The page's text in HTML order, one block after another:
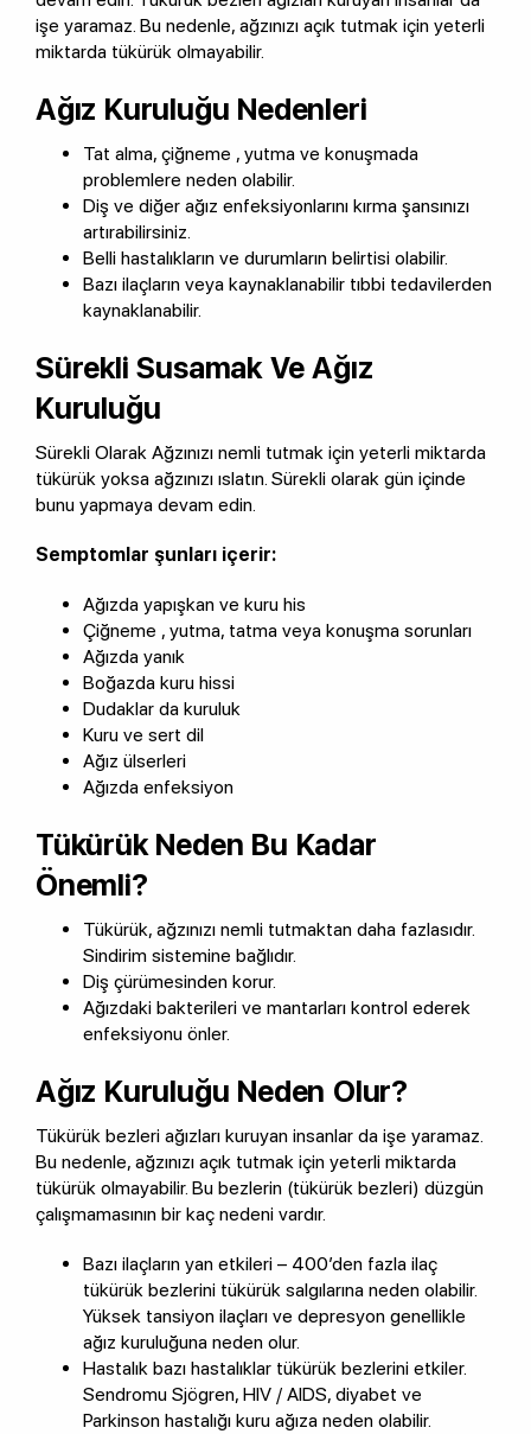
işe yaramaz. Bu nedenle, ağzınızı açık tutmak için yeterli
miktarda tükürük olmayabilir.
Ağız Kuruluğu Nedenleri
Tat alma, çiğneme , yutma ve konuşmada
problemlere neden olabilir.
Diş ve diğer ağız enfeksiyonlarını kırma şansınızı
artırabilirsiniz.
Belli hastalıkların ve durumların belirtisi olabilir.
Bazı ilaçların veya kaynaklanabilir tıbbi tedavilerden
kaynaklanabilir.
Sürekli Susamak Ve Ağız
Kuruluğu
Sürekli Olarak Ağzınızı nemli tutmak için yeterli miktarda
tükürük yoksa ağzınızı ıslatın. Sürekli olarak gün içinde
bunu yapmaya devam edin.
Semptomlar şunları içerir:
Ağızda yapışkan ve kuru his
Çiğneme , yutma, tatma veya konuşma sorunları
Ağızda yanık
Boğazda kuru hissi
Dudaklar da kuruluk
Kuru ve sert dil
Ağız ülserleri
Ağızda enfeksiyon
Tükürük Neden Bu Kadar
Önemli?
Tükürük, ağzınızı nemli tutmaktan daha fazlasıdır.
Sindirim sistemine bağlıdır.
Diş çürümesinden korur.
Ağızdaki bakterileri ve mantarları kontrol ederek
enfeksiyonu önler.
Ağız Kuruluğu Neden Olur?
Tükürük bezleri ağızları kuruyan insanlar da işe yaramaz.
Bu nedenle, ağzınızı açık tutmak için yeterli miktarda
tükürük olmayabilir. Bu bezlerin (tükürük bezleri) düzgün
çalışmamasının bir kaç nedeni vardır.
Bazı ilaçların yan etkileri – 400’den fazla ilaç
tükürük bezlerini tükürük salgılarına neden olabilir.
Yüksek tansiyon ilaçları ve depresyon genellikle
ağız kuruluğuna neden olur.
Hastalık bazı hastalıklar tükürük bezlerini etkiler.
Sendromu Sjögren, HIV / AIDS, diyabet ve
Parkinson hastalığı kuru ağıza neden olabilir.